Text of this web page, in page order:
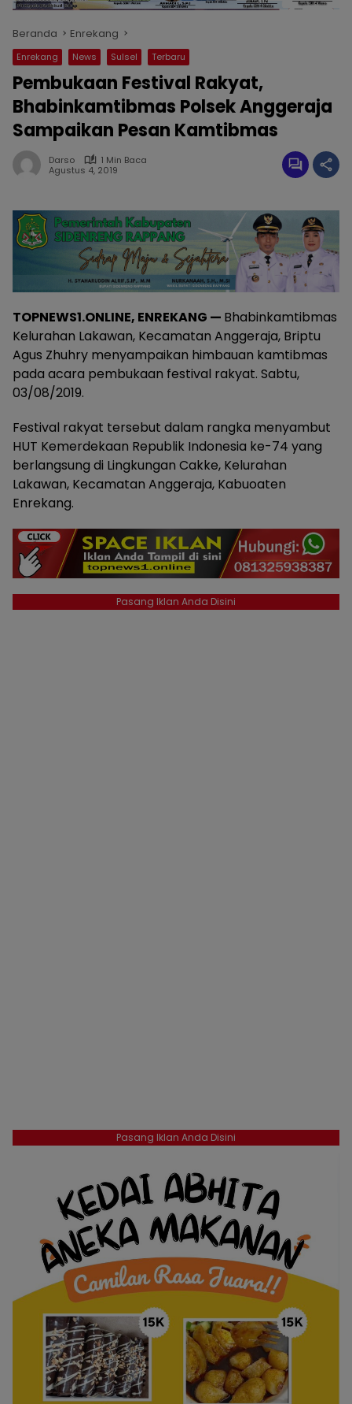
Beranda Enrekang
Enrekang News Sulsel Terbaru
Pembukaan Festival Rakyat,
Bhabinkamtibmas Polsek Anggeraja
Sampaikan Pesan Kamtibmas
Darso
1 Min Baca
Agustus 4, 2019
TOPNEWS1.ONLINE, ENREKANG — Bhabinkamtibmas
Kelurahan Lakawan, Kecamatan Anggeraja, Briptu
Agus Zhuhry menyampaikan himbauan kamtibmas
pada acara pembukaan festival rakyat. Sabtu,
03/08/2019.
Festival rakyat tersebut dalam rangka menyambut
HUT Kemerdekaan Republik Indonesia ke-74 yang
berlangsung di Lingkungan Cakke, Kelurahan
Lakawan, Kecamatan Anggeraja, Kabuoaten
Enrekang.
Pasang Iklan Anda Disini
Pasang Iklan Anda Disini